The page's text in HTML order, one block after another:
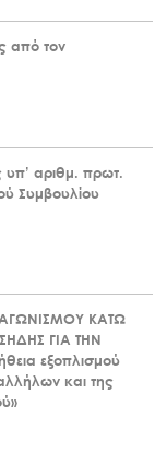
από τον
αριθμ. πρωτ.
Συμβουλίου
ΚΑΤΩ
ΓΙΑ ΤΗΝ
εξοπλισμού
και της